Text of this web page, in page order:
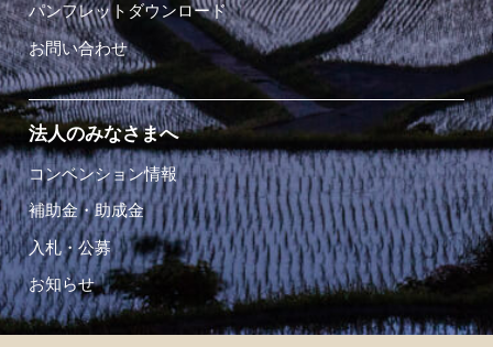
パンフレットダウンロード
お問い合わせ
法人のみなさまへ
コンベンション情報
補助金・助成金
入札・公募
お知らせ